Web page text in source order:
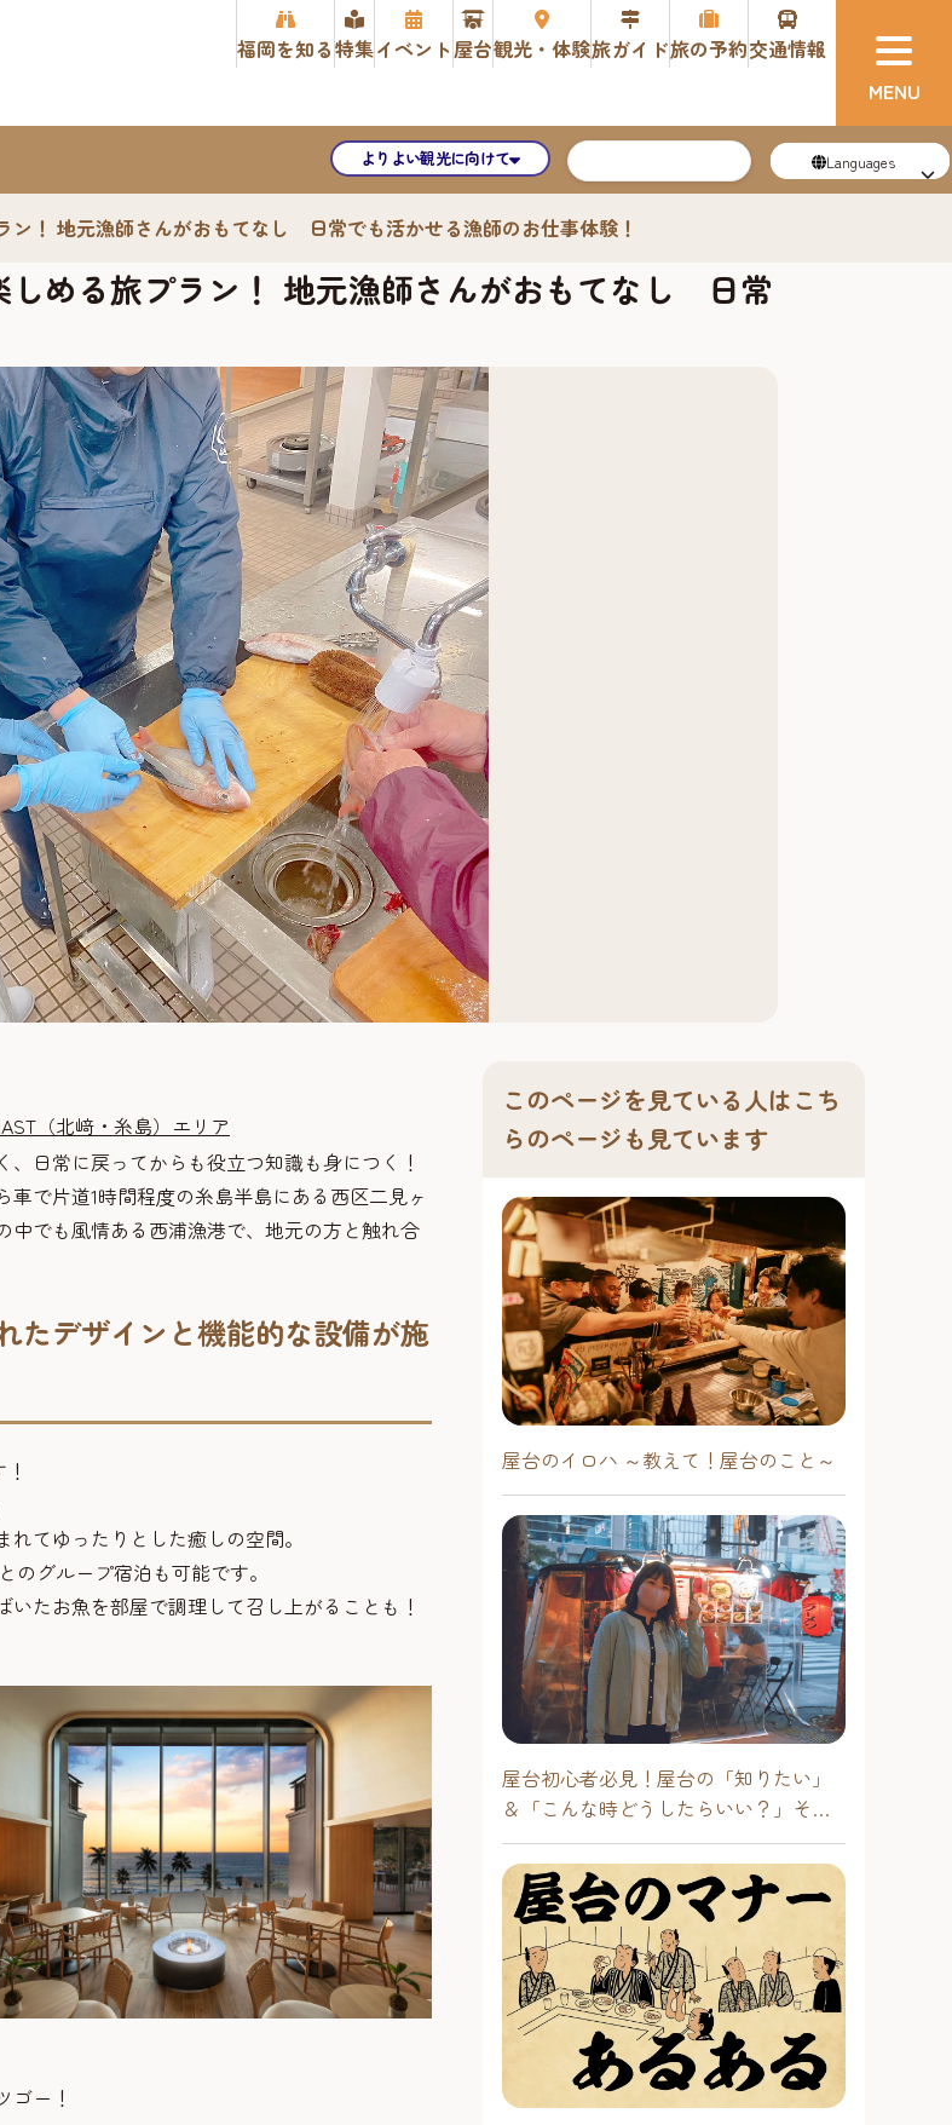
福岡を知る特集イベント屋台観光・体験旅ガイド旅の予約交通情報
よりよい観光に向けて Languages
！ 地元漁師さんがおもてなし 日常でも活かせる漁師のお仕事体験！
める旅プラン！ 地元漁師さんがおもてなし 日常
（北﨑・糸島）エリア
日常に戻ってからも役立つ知識も身につく！
で片道1時間程度の糸島半島にある西区二見ヶ
でも風情ある西浦漁港で、地元の方と触れ合
たデザインと機能的な設備が施
てゆったりとした癒しの空間。
のグループ宿泊も可能です。
たお魚を部屋で調理して召し上がることも！
ゴー！
このページを見ている人はこち
らのページも見ています
屋台のイロハ ～教えて！屋台のこと～
屋台初心者必見！屋台の「知りたい」
＆「こんな時どうしたらいい？」その
疑問に答えます！